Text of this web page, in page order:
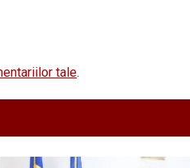
tale.